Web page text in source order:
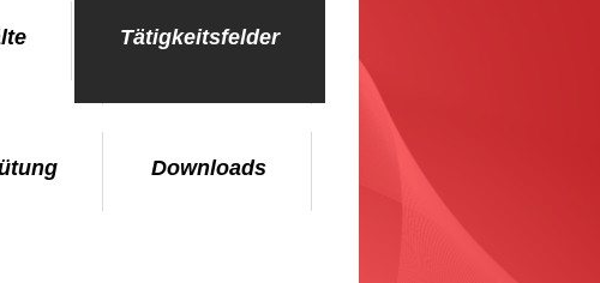
Tätigkeitsfelder
Downloads